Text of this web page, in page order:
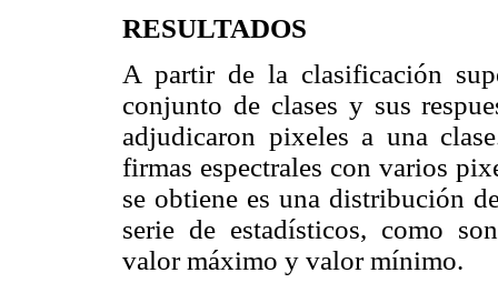
RESULTADOS
A partir de la clasificación
conjunto de clases y sus
adjudicaron pixeles a una
firmas espectrales con varios
se obtiene es una distribución
serie de estadísticos, como
valor máximo y valor mínimo.